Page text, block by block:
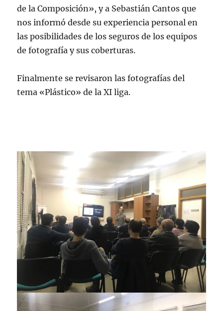
de la Composición», y a Sebastián Cantos que
nos informó desde su experiencia personal en
las posibilidades de los seguros de los equipos
de fotografía y sus coberturas.
Finalmente se revisaron las fotografías del
tema «Plástico» de la XI liga.